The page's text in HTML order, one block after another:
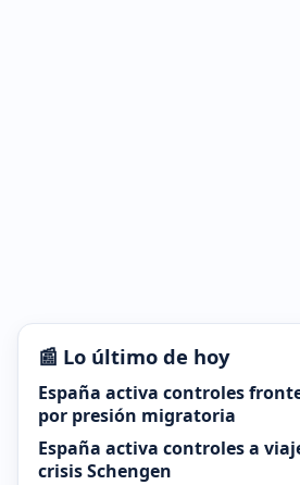
📰 Lo último de hoy
España activa controles
por presión migratoria
España activa controles a
crisis Schengen